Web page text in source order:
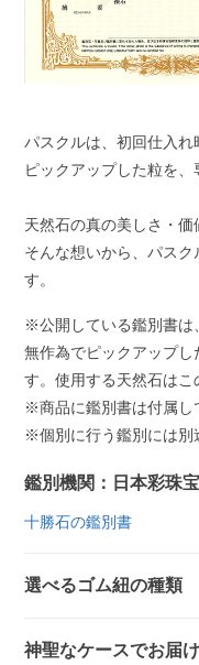
パスクルは、初回仕入
ピックアップした粒を、
天然石の真の美しさ・価
そんな想いから、パス
す。
※公開している鑑別書は
無作為でピックアップ
す。使用する天然石は
※商品に鑑別書は付属し
※個別に行う鑑別には別
鑑別機関：日本彩珠
十勝石の鑑別書
選べるゴム紐の種類
神聖なケースでお届け